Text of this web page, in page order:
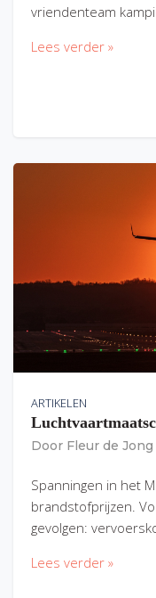
vriendenteam
Lees verder »
ARTIKELEN
Door Fleur de Jong
Spanningen in het
brandstofprijzen.
gevolgen:
Lees verder »